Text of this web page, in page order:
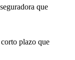
que
plazo que